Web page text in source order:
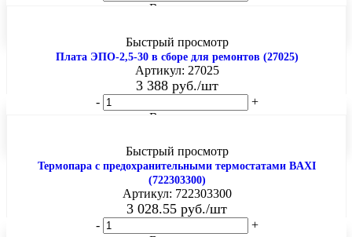
В корзину
Быстрый просмотр
Плата ЭПО-2,5-30 в сборе для ремонтов (27025)
Артикул: 27025
3 388руб./шт
-
+
В корзину
Быстрый просмотр
Термопара с предохранительными термостатами BAXI
(722303300)
Артикул: 722303300
3 028.55 руб./шт
-
+